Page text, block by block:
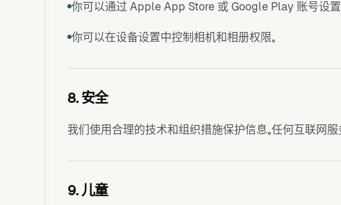
你可以通过 Apple App Store 或 Google Play 账号设置
你可以在设备设置中控制相机和相册权限。
8. 安全
我们使用合理的技术和组织措施保护信息。任何互联网服
9. 儿童